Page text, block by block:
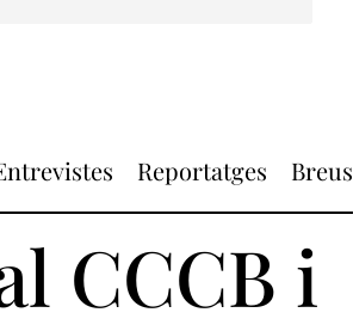
Reportatges Breus
CCCB i